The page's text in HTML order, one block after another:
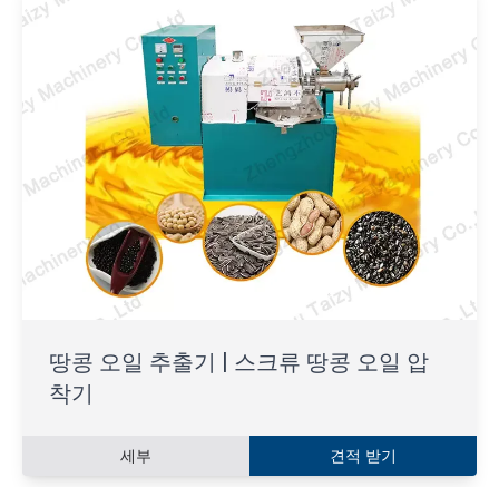
땅콩 오일 추출기 | 스크류 땅콩 오일 압
착기
세부 견적 받기